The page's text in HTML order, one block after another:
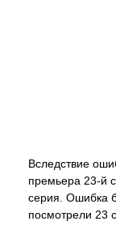
Вследствие
премьера 23-й
серия. Ошибка
посмотрели 23